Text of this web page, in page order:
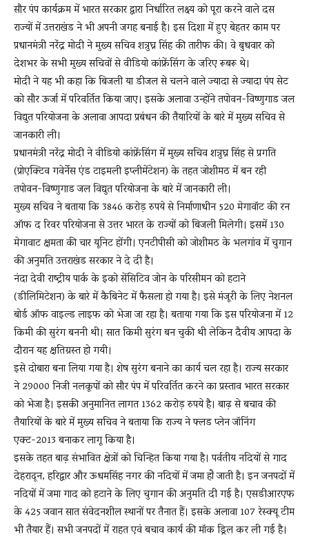
Breaking
News
LIVE
सौर पंप कार्यक्रम में भारत सरकार द्वारा निर्धारित लक्ष्य को पूरा करने वाले दस
राज्यों में उत्तराखंड ने भी अपनी जगह बनाई है। इस दिशा में हुए बेहतर काम पर
प्रधानमंत्री नरेंद्र मोदी ने मुख्य सचिव शत्रुघ्न सिंह की तारीफ की। वे बुधवार को
देशभर के सभी मुख्य सचिवों से वीडियो कांफ्रेंसिंग के जरिए रूबरू थे।
मोदी ने यह भी कहा कि बिजली या डीजल से चलने वाले ज्यादा से ज्यादा पंप सेट
को सौर ऊर्जा में परिवर्तित किया जाए। इसके अलावा उन्होंने तपोवन-विष्णुगाड जल
विद्युत परियोजना के अलावा आपदा प्रबंधन की तैयारियों के बारे में मुख्य सचिव से
जानकारी ली।
प्रधानमंत्री नरेंद्र मोदी ने वीडियो कांफ्रेंसिंग में मुख्य सचिव शत्रुघ्न सिंह से प्रगति
(प्रोएक्टिव गवेर्नेस एंड टाइमली इप्लीमेंटेशन) के तहत जोशीमठ में बन रही
तपोवन-विष्णुगाड जल विद्युत परियोजना के बारे में जानकारी ली।
मुख्य सचिव ने बताया कि 3846 करोड़ रुपये से निर्माणाधीन 520 मेगावॉट की रन
ऑफ द रिवर परियोजना से उत्तर भारत के राज्यों को बिजली मिलेगी। इसमें 130
मेगावाट क्षमता की चार यूनिट होंगी। एनटीपीसी को जोशीमठ के भलगांव में चुगान
की अनुमति उत्तराखंड सरकार ने दे दी है।
नंदा देवी राष्ट्रीय पार्क के इको सेंसिटिव जोन के परिसीमन को हटाने
(डीलिमिटेशन) के बारे में कैबिनेट में फैसला हो गया है। इसे मंजूरी के लिए नेशनल
बोर्ड ऑफ वाइल्ड लाइफ को भेजा जा रहा है। बताया गया कि इस परियोजना में 12
किमी की सुरंग बननी थी। सात किमी सुरंग बन चुकी थी लेकिन दैवीय आपदा के
दौरान यह क्षतिग्रस्त हो गयी।
इसे दोबारा बना लिया गया है। शेष सुरंग बनाने का कार्य चल रहा है। राज्य सरकार
ने 29000 निजी नलकूपों को सौर पंप में परिवर्तित करने का प्रस्ताव भारत सरकार
को भेजा है। इसकी अनुमानित लागत 1362 करोड़ रुपये है। बाढ़ से बचाव की
तैयारियों के बारे में मुख्य सचिव ने बताया कि राज्य ने फ्लड प्लेन जॉनिंग
एक्ट-2013 बनाकर लागू किया है।
इसके तहत बाढ़ संभावित क्षेत्रों को चिन्हित किया गया है। पर्वतीय नदियों से गाद
देहरादून, हरिद्वार और ऊधमसिंह नगर की नदियों में जमा होे जाती है। इन जनपदों में
नदियों में जमा गाद को हटाने के लिए चुगान की अनुमति दी गई है। एसडीआरएफ
के 425 जवान सात संवेदनशील स्थानों पर तैनात हैं। इसके अलावा 107 रेस्क्यू टीम
भी तैयार हैं। सभी जनपदों में राहत एवं बचाव कार्य की मॉक ड्रिल कर ली गई है।